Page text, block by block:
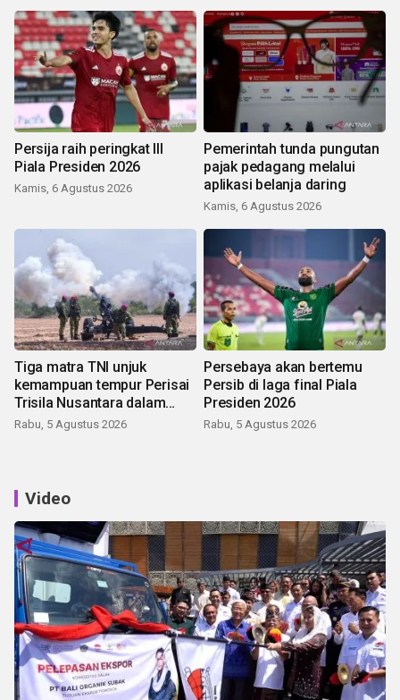
Persija raih peringkat III
Piala Presiden 2026
Kamis, 6 Agustus 2026
Pemerintah tunda pungutan
pajak pedagang melalui
aplikasi belanja daring
Kamis, 6 Agustus 2026
Tiga matra TNI unjuk
kemampuan tempur Perisai
Trisila Nusantara dalam
latihan di Kepri
Rabu, 5 Agustus 2026
Persebaya akan bertemu
Persib di laga final Piala
Presiden 2026
Rabu, 5 Agustus 2026
Video